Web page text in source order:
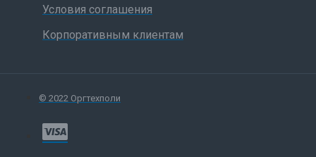
Условия соглашения
Корпоративным клиентам
© 2022 Оргтехполи